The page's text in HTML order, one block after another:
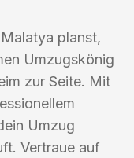
planst,
Umzugskönig
zur Seite. Mit
Umzug
Vertraue auf